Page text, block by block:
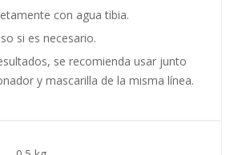
con agua tibia.
si es necesario.
se recomienda usar junto
y mascarilla de la misma línea.